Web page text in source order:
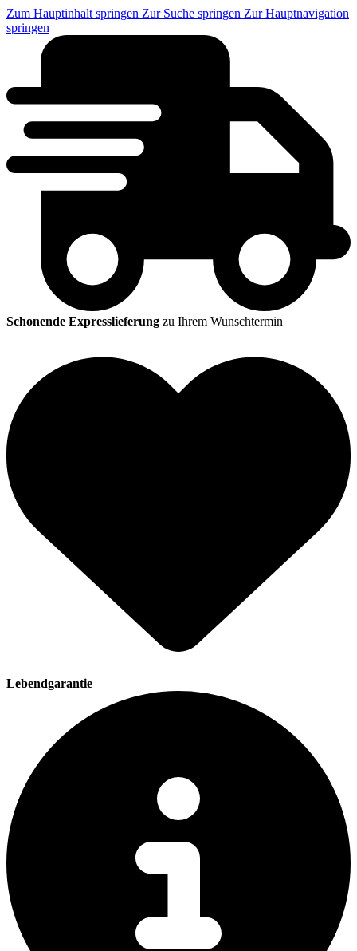
Zum Hauptinhalt springen Zur Suche springen Zur Hauptnavigation
springen
Schonende Expresslieferung zu Ihrem Wunschtermin
Lebendgarantie